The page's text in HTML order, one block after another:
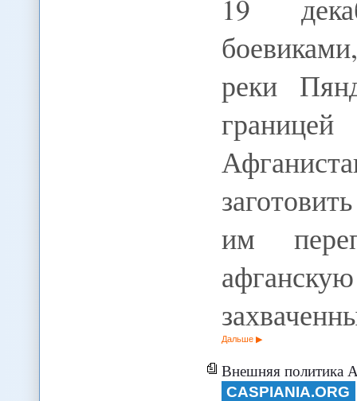
19
реки
им
Дальше
Внешняя политика
CASPIANIA.ORG